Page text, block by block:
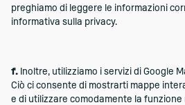
preghiamo di leggere le informazioni
informativa sulla privacy.
f. Inoltre, utilizziamo i servizi di Google
Ciò ci consente di mostrarti mappe
e di utilizzare comodamente la